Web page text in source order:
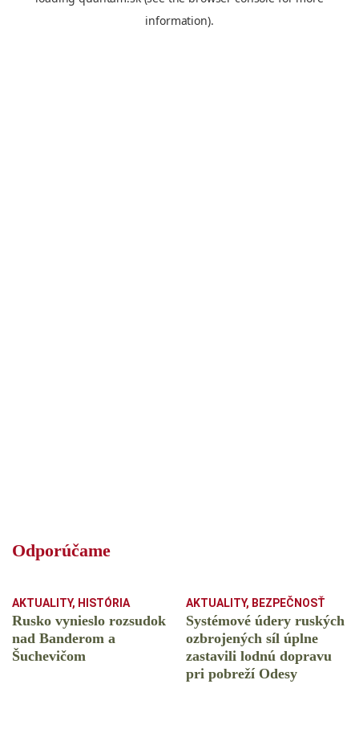
Odporúčame
AKTUALITY, HISTÓRIA
Rusko vynieslo rozsudok
nad Banderom a
Šuchevičom
AKTUALITY, BEZPEČNOSŤ
Systémové údery ruských
ozbrojených síl úplne
zastavili lodnú dopravu
pri pobreží Odesy